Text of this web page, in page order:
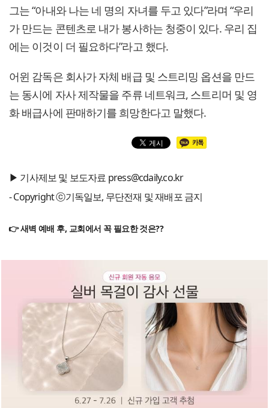
그는 “아내와 나는 네 명의 자녀를 두고 있다”라며 “우리
가 만드는 콘텐츠로 내가 봉사하는 청중이 있다. 우리 집
에는 이것이 더 필요하다”라고 했다.
어윈 감독은 회사가 자체 배급 및 스트리밍 옵션을 만드
는 동시에 자사 제작물을 주류 네트워크, 스트리머 및 영
화 배급사에 판매하기를 희망한다고 말했다.
▶ 기사제보 및 보도자료 press@cdaily.co.kr
- Copyright ⓒ기독일보, 무단전재 및 재배포 금지
👉 새벽 예배 후, 교회에서 꼭 필요한 것은??